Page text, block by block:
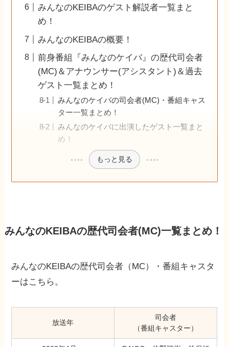
みんなのKEIBAのゲスト解説者一覧まと
め！
みんなのKEIBAの概要！
前身番組『みんなのケイバ』の歴代司会者
(MC)＆アナウンサー(アシスタント)＆過去
ゲスト一覧まとめ！
みんなのケイバの司会者(MC)・番組キャス
ター一覧まとめ！
みんなのケイバに出演したゲスト一覧まと
め！
もっと見る
みんなのKEIBAの歴代司会者(MC)一覧まとめ！
みんなのKEIBAの歴代司会者（MC）・番組キャスタ
ーはこちら。
放送年
司会者
（番組キャスター）